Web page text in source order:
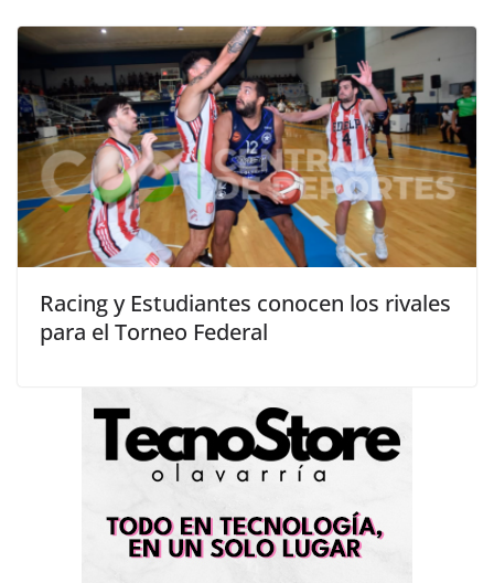
Racing y Estudiantes conocen los rivales
para el Torneo Federal